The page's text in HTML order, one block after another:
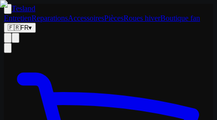
Tesland
EntretienReparationsAccessoiresPiècesRoues hiverBoutique fan
🇫🇷FR▾